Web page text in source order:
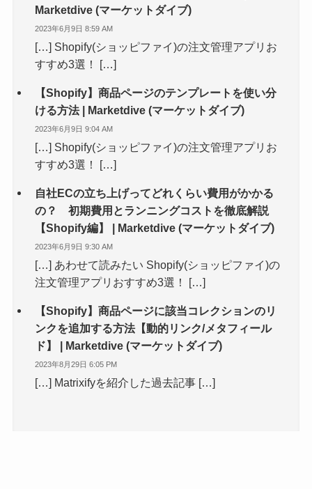
Marketdive (マーケットダイブ)
2023年6月9日 8:59 AM
[…] Shopify(ショッピファイ)の注文管理アプリお
すすめ3選！ […]
【Shopify】商品ページのテンプレートを使い分
ける方法 | Marketdive (マーケットダイブ)
2023年6月9日 9:04 AM
[…] Shopify(ショッピファイ)の注文管理アプリお
すすめ3選！ […]
自社ECの立ち上げってどれくらい費用がかかる
の？ 初期費用とランニングコストを徹底解説
【Shopify編】 | Marketdive (マーケットダイブ)
2023年6月9日 9:30 AM
[…] あわせて読みたい Shopify(ショッピファイ)の
注文管理アプリおすすめ3選！ […]
【Shopify】商品ページに該当コレクションのリ
ンクを追加する方法【動的リンク/メタフィール
ド】 | Marketdive (マーケットダイブ)
2023年8月29日 6:05 PM
[…] Matrixifyを紹介した過去記事 […]